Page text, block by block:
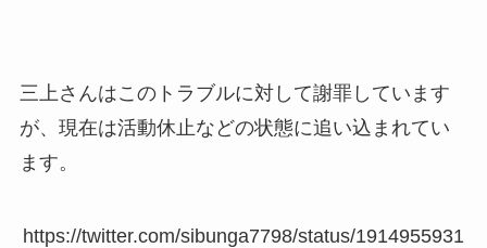
三上さんはこのトラブルに対して謝罪しています
が、現在は活動休止などの状態に追い込まれてい
ます。
https://twitter.com/sibunga7798/status/1914955931